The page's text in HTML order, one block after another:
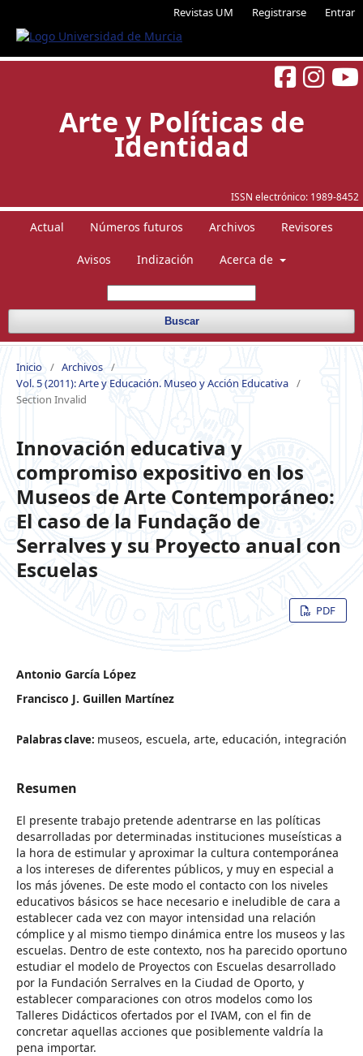
Revistas UM Registrarse Entrar
ISSN electrónico: 1989-8452
Arte y Políticas de
Identidad
Actual Números futuros Archivos Revisores
Avisos Indización Acerca de
Buscar
Inicio / Archivos /
Vol. 5 (2011): Arte y Educación. Museo y Acción Educativa /
Section Invalid
Innovación educativa y
compromiso expositivo en los
Museos de Arte Contemporáneo:
El caso de la Fundação de
Serralves y su Proyecto anual con
Escuelas
PDF
Antonio García López
Francisco J. Guillen Martínez
Palabras clave: museos, escuela, arte, educación, integración
Resumen
El presente trabajo pretende adentrarse en las políticas
desarrolladas por determinadas instituciones museísticas a
la hora de estimular y aproximar la cultura contemporánea
a los intereses de diferentes públicos, y muy en especial a
los más jóvenes. De este modo el contacto con los niveles
educativos básicos se hace necesario e ineludible de cara a
establecer cada vez con mayor intensidad una relación
cómplice y al mismo tiempo dinámica entre los museos y las
escuelas. Dentro de este contexto, nos ha parecido oportuno
estudiar el modelo de Proyectos con Escuelas desarrollado
por la Fundación Serralves en la Ciudad de Oporto, y
establecer comparaciones con otros modelos como los
Talleres Didácticos ofertados por el IVAM, con el fin de
concretar aquellas acciones que posiblemente valdría la
pena importar.